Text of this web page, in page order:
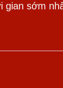
gian sớm